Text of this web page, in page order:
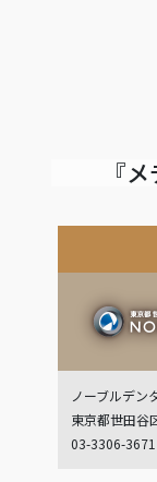
『
ノーブルデン
東京都世田谷
03-3306-3671